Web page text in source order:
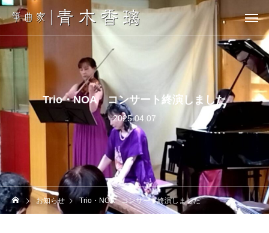
Trio・NOA コンサート終演しました
2025.04.07
お知らせ Trio・NOA コンサート終演しました